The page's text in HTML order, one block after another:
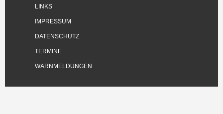
LINKS
IMPRESSUM
DATENSCHUTZ
TERMINE
WARNMELDUNGEN